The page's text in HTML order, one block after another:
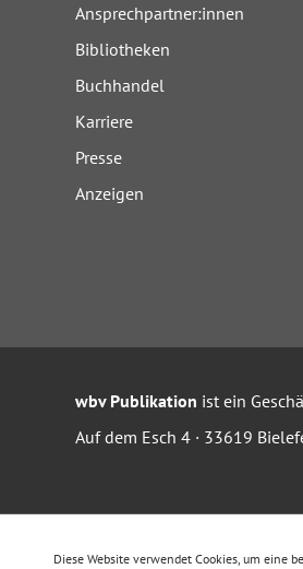
Ansprechpartner:innen
Bibliotheken
Buchhandel
Karriere
Presse
Anzeigen
wbv Publikation ist ein
Auf dem Esch 4 · 33619
Diese Website verwendet Cookies, um eine